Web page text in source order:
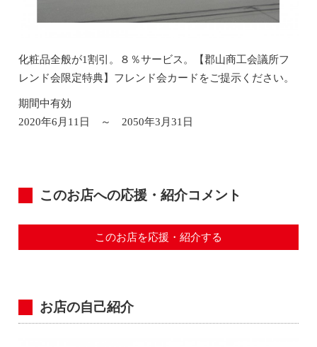
化粧品全般が1割引。８％サービス。【郡山商工会議所フ
レンド会限定特典】フレンド会カードをご提示ください。
期間中有効
2020年6月11日 ～ 2050年3月31日
このお店への応援・紹介コメント
このお店を応援・紹介する
お店の自己紹介